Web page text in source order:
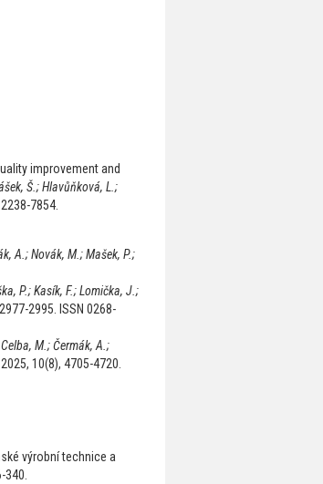
improvement and
Š.; Hlavůňková, L.;
7854.
A.; Novák, M.; Mašek, P.;
P.; Kasík, F.; Lomička, J.;
2995. ISSN 0268-
M.; Čermák, A.;
10(8), 4705-4720.
výrobní technice a
340.